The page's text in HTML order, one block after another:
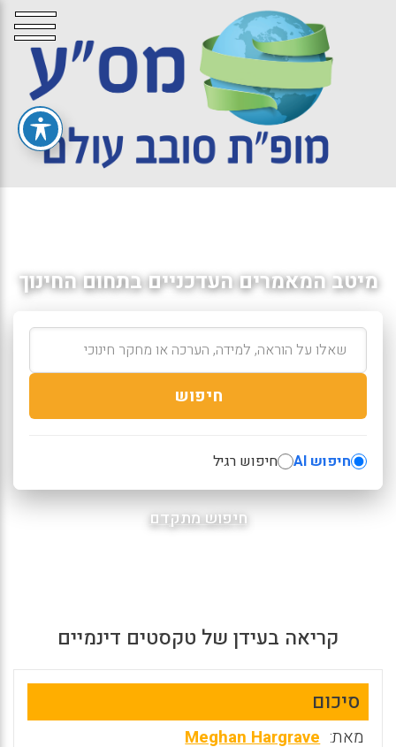
מיטב המאמרים העדכניים בתחום החינוך
חיפוש
חיפוש AI חיפוש רגיל
חיפוש מתקדם
קריאה בעידן של טקסטים דינמיים
סיכום
מאת: Meghan Hargrave